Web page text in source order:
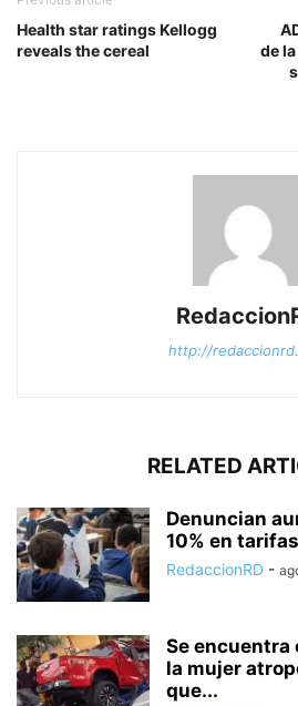
Health star ratings Kellogg
reveals the cereal
de
http://
RELATED
Denuncian
10% en
RedaccionRD -
Se encuentra
la mujer
que...